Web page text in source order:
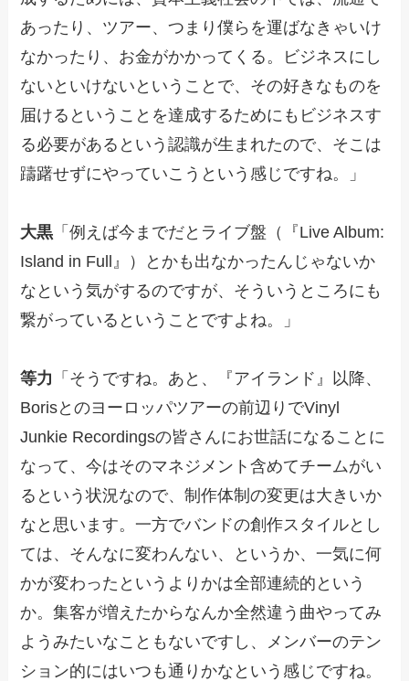
あったり、ツアー、つまり僕らを運ばなきゃいけ
なかったり、お金がかかってくる。ビジネスにし
ないといけないということで、その好きなものを
届けるということを達成するためにもビジネスす
る必要があるという認識が生まれたので、そこは
躊躇せずにやっていこうという感じですね。」
大黒 「例えば今までだとライブ盤（『Live Album:
Island in Full』）とかも出なかったんじゃないか
なという気がするのですが、そういうところにも
繋がっているということですよね。」
等力 「そうですね。あと、『アイランド』以降、
Borisとのヨーロッパツアーの前辺りでVinyl
Junkie Recordingsの皆さんにお世話になることに
なって、今はそのマネジメント含めてチームがい
るという状況なので、制作体制の変更は大きいか
なと思います。一方でバンドの創作スタイルとし
ては、そんなに変わんない、というか、一気に何
かが変わったというよりかは全部連続的という
か。集客が増えたからなんか全然違う曲やってみ
ようみたいなこともないですし、メンバーのテン
ション的にはいつも通りかなという感じですね。